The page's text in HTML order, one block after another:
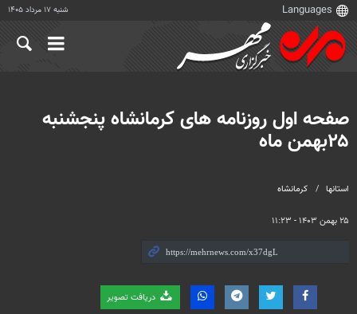
شنبه ۱۷ مرداد ۱۴۰۵
استانها کرمانشاه
۲۵ بهمن ۱۴۰۳ - ۱۱:۲۳
دریافت تصویر
صفحه اول روزنامه های کرمانشاه پنجشنبه
۲۵بهمن ماه